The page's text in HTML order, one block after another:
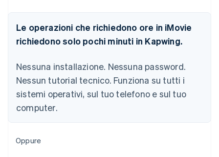
Le operazioni che richiedono ore in iMovie
richiedono solo pochi minuti in Kapwing.
Nessuna installazione. Nessuna password.
Nessun tutorial tecnico. Funziona su tutti i
sistemi operativi, sul tuo telefono e sul tuo
computer.
Oppure